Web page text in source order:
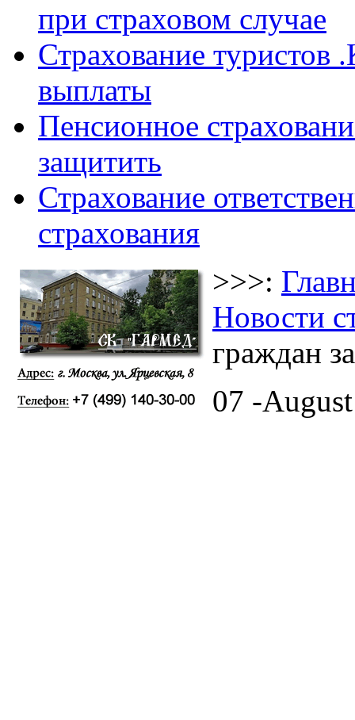
при страховом случае
Страхование туристов
выплаты
Пенсионное
защитить
Страхование
страхования
>>>:
Новости
граждан
07 -